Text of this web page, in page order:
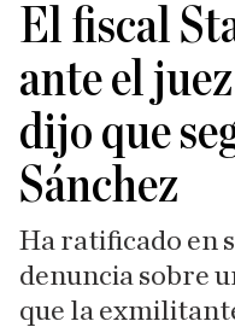
El fiscal
ante el
dijo que
Sánchez
Ha ratificado en
denuncia sobre
que la